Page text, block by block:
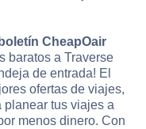
CheapOair
baratos a Traverse
de entrada! El
ofertas de viajes,
planear tus viajes a
menos dinero. Con